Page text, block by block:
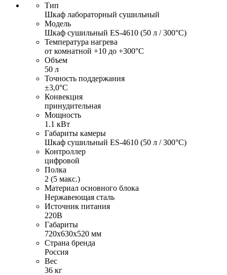
Тип
Шкаф лабораторный сушильный
Модель
Шкаф сушильный ES-4610 (50 л / 300°С)
Температура нагрева
от комнатной +10 до +300°С
Объем
50 л
Точность поддержания
±3,0°С
Конвекция
принудительная
Мощность
1.1 кВт
Габариты камеры
Шкаф сушильный ES-4610 (50 л / 300°С)
Контроллер
цифровой
Полка
2 (5 макс.)
Материал основного блока
Нержавеющая сталь
Источник питания
220В
Габариты
720х630х520 мм
Страна бренда
Россия
Вес
36 кг